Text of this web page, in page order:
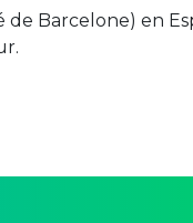
de Barcelone) en